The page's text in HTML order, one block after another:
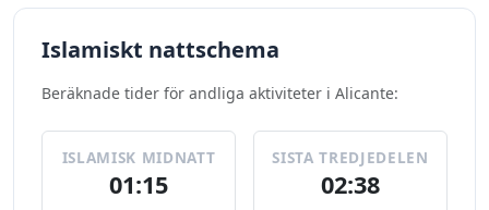
Islamiskt nattschema
Beräknade tider för andliga aktiviteter i Alicante:
ISLAMISK MIDNATT
01:15
SISTA TREDJEDELEN
02:38